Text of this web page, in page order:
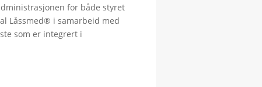
for både styret
Låssmed® i samarbeid med
som er integrert i